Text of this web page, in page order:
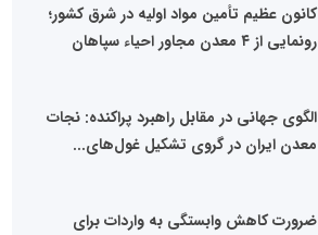
کانون عظیم تأمین مواد اولیه در شرق کشور؛
رونمایی از ۴ معدن مجاور احیاء سپاهان
الگوی جهانی در مقابل راهبرد پراکنده: نجات
معدن ایران در گروی تشکیل غول‌های...
ضرورت کاهش وابستگی به واردات برای